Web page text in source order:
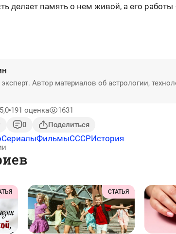
делает память о нем живой, а его
Автор материалов об астрологии,
5,0 191 оценка
1631
0 Поделиться
СериалыФильмыСССРИстория
СТАТЬЯ